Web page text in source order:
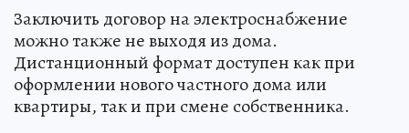
Заключить договор на электроснабжение
можно также не выходя из дома.
Дистанционный формат доступен как при
оформлении нового частного дома или
квартиры, так и при смене собственника.